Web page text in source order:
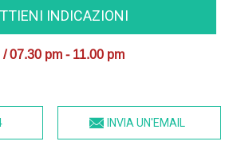
INDICAZIONI
07.30 pm - 11.00 pm
INVIA UN'EMAIL